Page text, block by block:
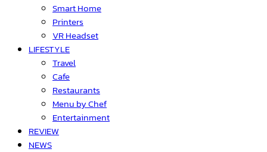
Smart Home
Printers
VR Headset
LIFESTYLE
Travel
Cafe
Restaurants
Menu by Chef
Entertainment
REVIEW
NEWS